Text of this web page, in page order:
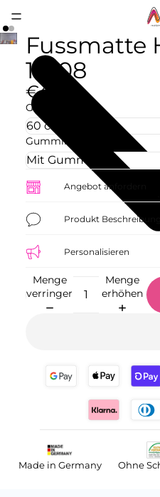
Fussmatte
11008
€42,73
Größe
Gummirand
Angebot anfordern
Produkt Beschreibung
Personalisieren
Menge
verringern
Menge
erhöhen
Made in Germany Ohne